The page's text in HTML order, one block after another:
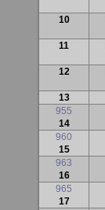
10
11
12
13
955
14
960
15
963
16
965
17